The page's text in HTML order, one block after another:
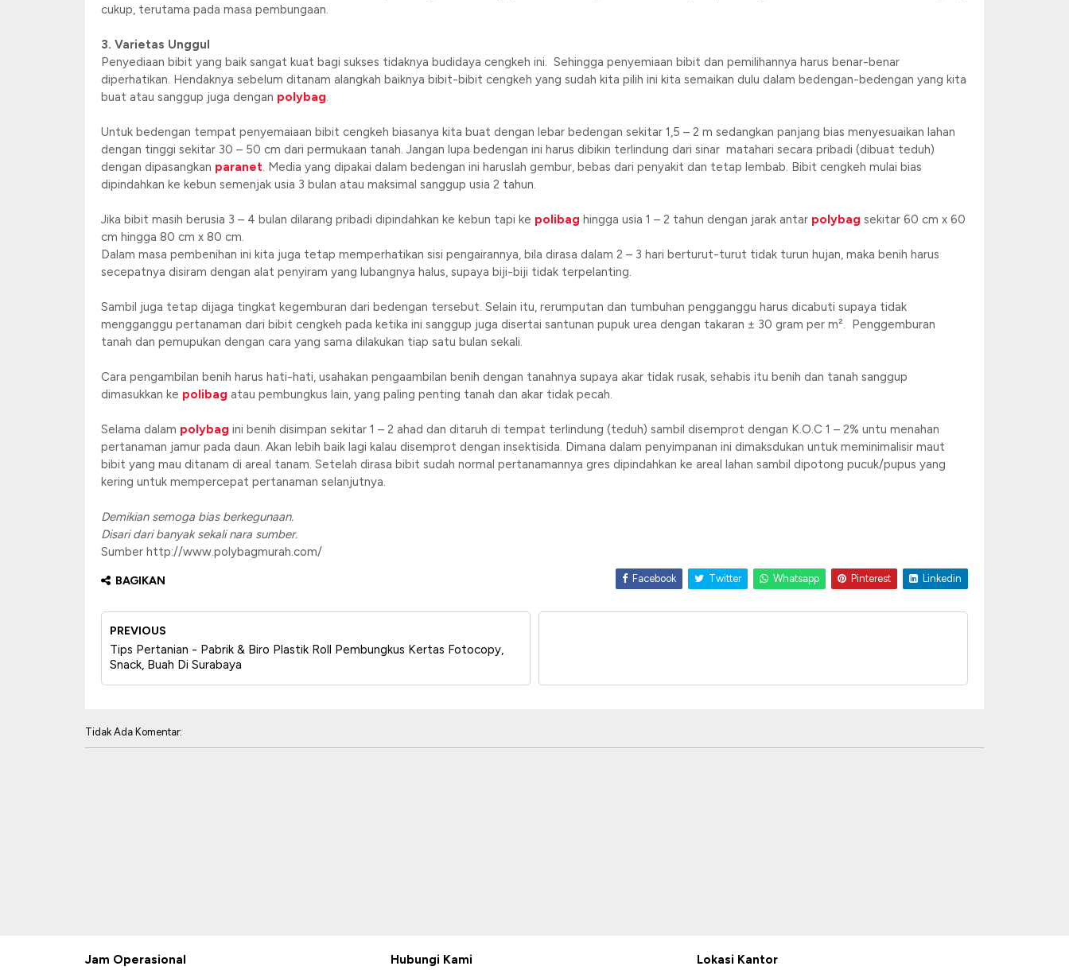
cukup, terutama pada masa pembungaan.
3. Varietas Unggul
Penyediaan bibit yang baik sangat kuat bagi sukses tidaknya budidaya cengkeh ini. Sehingga penyemiaan bibit dan pemilihannya harus benar-benar
diperhatikan. Hendaknya sebelum ditanam alangkah baiknya bibit-bibit cengkeh yang sudah kita pilih ini kita semaikan dulu dalam bedengan-bedengan yang kita
buat atau sanggup juga dengan polybag.
Untuk bedengan tempat penyemaiaan bibit cengkeh biasanya kita buat dengan lebar bedengan sekitar 1,5 – 2 m sedangkan panjang bias menyesuaikan lahan
dengan tinggi sekitar 30 – 50 cm dari permukaan tanah. Jangan lupa bedengan ini harus dibikin terlindung dari sinar matahari secara pribadi (dibuat teduh)
dengan dipasangkan paranet. Media yang dipakai dalam bedengan ini haruslah gembur, bebas dari penyakit dan tetap lembab. Bibit cengkeh mulai bias
dipindahkan ke kebun semenjak usia 3 bulan atau maksimal sanggup usia 2 tahun.
Jika bibit masih berusia 3 – 4 bulan dilarang pribadi dipindahkan ke kebun tapi ke polibag hingga usia 1 – 2 tahun dengan jarak antar polybag sekitar 60 cm x 60
cm hingga 80 cm x 80 cm.
Dalam masa pembenihan ini kita juga tetap memperhatikan sisi pengairannya, bila dirasa dalam 2 – 3 hari berturut-turut tidak turun hujan, maka benih harus
secepatnya disiram dengan alat penyiram yang lubangnya halus, supaya biji-biji tidak terpelanting.
Sambil juga tetap dijaga tingkat kegemburan dari bedengan tersebut. Selain itu, rerumputan dan tumbuhan pengganggu harus dicabuti supaya tidak
mengganggu pertanaman dari bibit cengkeh pada ketika ini sanggup juga disertai santunan pupuk urea dengan takaran ± 30 gram per m². Penggemburan
tanah dan pemupukan dengan cara yang sama dilakukan tiap satu bulan sekali.
Cara pengambilan benih harus hati-hati, usahakan pengaambilan benih dengan tanahnya supaya akar tidak rusak, sehabis itu benih dan tanah sanggup
dimasukkan ke polibag atau pembungkus lain, yang paling penting tanah dan akar tidak pecah.
Selama dalam polybag ini benih disimpan sekitar 1 – 2 ahad dan ditaruh di tempat terlindung (teduh) sambil disemprot dengan K.O.C 1 – 2% untu menahan
pertanaman jamur pada daun. Akan lebih baik lagi kalau disemprot dengan insektisida. Dimana dalam penyimpanan ini dimaksdukan untuk meminimalisir maut
bibit yang mau ditanam di areal tanam. Setelah dirasa bibit sudah normal pertanamannya gres dipindahkan ke areal lahan sambil dipotong pucuk/pupus yang
kering untuk mempercepat pertanaman selanjutnya.
Demikian semoga bias berkegunaan.
Disari dari banyak sekali nara sumber.
Sumber http://www.polybagmurah.com/
BAGIKAN Facebook Twitter Whatsapp Pinterest Linkedin
PREVIOUS
Tips Pertanian - Pabrik & Biro Plastik Roll Pembungkus Kertas Fotocopy,
Snack, Buah Di Surabaya
Tidak Ada Komentar:
Jam Operasional
Hubungi Kami
Lokasi Kantor